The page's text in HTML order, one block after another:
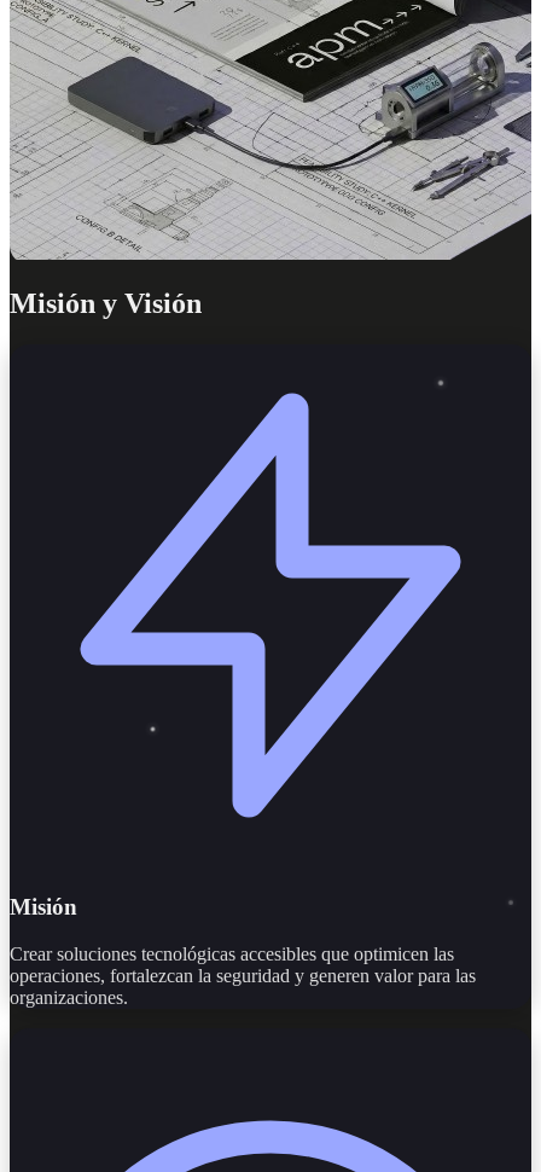
Misión y Visión
Misión
Crear soluciones tecnológicas accesibles que optimicen las
operaciones, fortalezcan la seguridad y generen valor para las
organizaciones.